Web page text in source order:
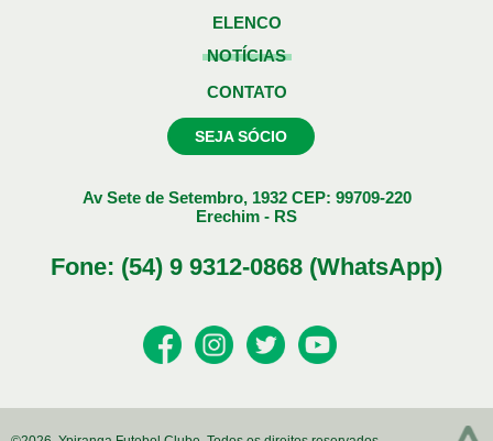
ELENCO
NOTÍCIAS
CONTATO
SEJA SÓCIO
Av Sete de Setembro, 1932 CEP: 99709-220
Erechim - RS
Fone: (54) 9 9312-0868 (WhatsApp)